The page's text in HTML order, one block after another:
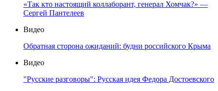
«Так кто настоящий коллаборант, генерал Хомчак?» —
Сергей Пантелеев
Видео
Обратная сторона ожиданий: будни российского Крыма
Видео
"Русские разговоры": Русская идея Федора Достоевского